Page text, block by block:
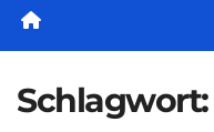
Schlagwort: